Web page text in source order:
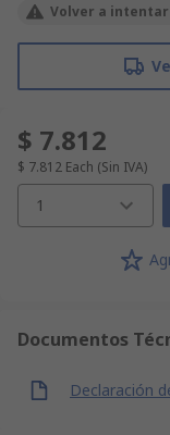
Volver a
$ 7.812
$ 7.812 Each (Sin IVA)
1
Documentos
Declaración